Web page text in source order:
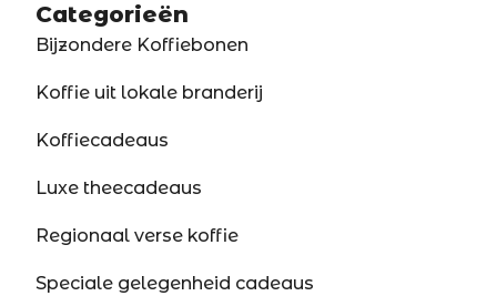
Categorieën
Bijzondere Koffiebonen
Koffie uit lokale branderij
Koffiecadeaus
Luxe theecadeaus
Regionaal verse koffie
Speciale gelegenheid cadeaus